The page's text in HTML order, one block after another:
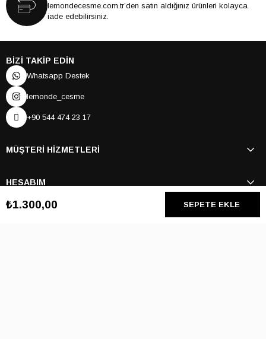
lemondecesme.com.tr’den satın aldığınız ürünleri kolayca
iade edebilirsiniz.
BİZİ TAKİP EDİN
Whatsapp Destek
lemonde_cesme
+90 544 474 23 17
MÜŞTERİ HİZMETLERİ
HESABIM
₺1.300,00